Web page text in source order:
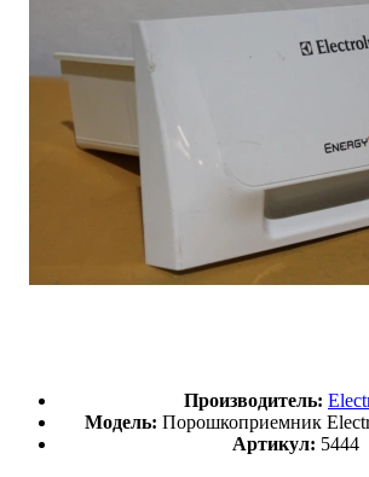
Производитель:
Модель: Порошкоприемник
Артикул: 5444